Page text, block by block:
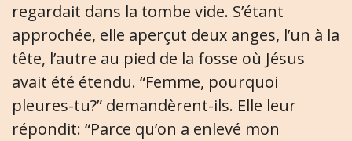
regardait dans la tombe vide. S’étant
approchée, elle aperçut deux anges, l’un à la
tête, l’autre au pied de la fosse où Jésus
avait été étendu. “Femme, pourquoi
pleures-tu?” demandèrent-ils. Elle leur
répondit: “Parce qu’on a enlevé mon